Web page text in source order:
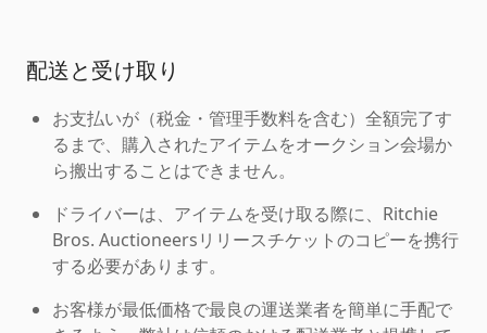
配送と受け取り
お支払いが（税金・管理手数料を含む）全額完了す
るまで、購入されたアイテムをオークション会場か
ら搬出することはできません。
ドライバーは、アイテムを受け取る際に、Ritchie
Bros. Auctioneersリリースチケットのコピーを携行
する必要があります。
お客様が最低価格で最良の運送業者を簡単に手配で